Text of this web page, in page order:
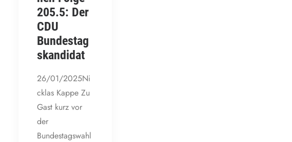
205.5: Der
CDU
Bundestag
skandidat
26/01/2025Ni
cklas Kappe Zu
Gast kurz vor
der
Bundestagswahl